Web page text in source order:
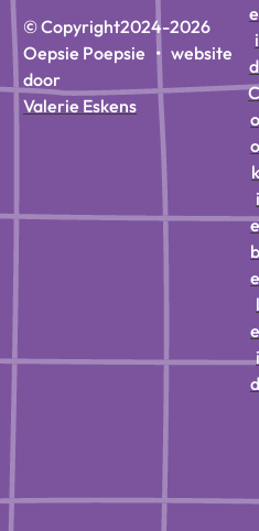
© Copyright2024-2026
Oepsie Poepsie • website
door
Valerie Eskens
e
i
d
C
o
o
k
i
e
b
e
l
e
i
d